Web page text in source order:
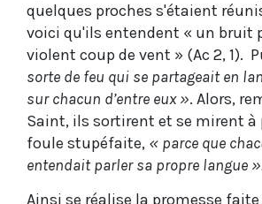
quelques proches s'étaient
voici qu'ils entendent « un bruit
violent coup de vent » (Ac 2, 1).
sorte de feu qui se partageait en
sur chacun d’entre eux ». Alors,
Saint, ils sortirent et se mirent à
foule stupéfaite, « parce que
entendait parler sa propre langue
Ainsi se réalise la promesse